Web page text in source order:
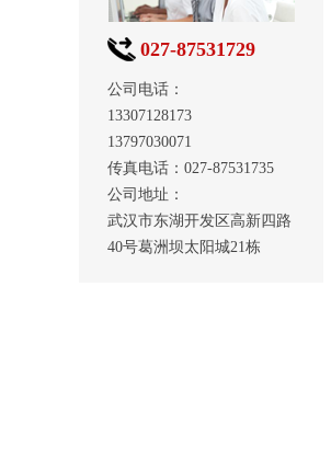
027-87531729
公司电话：
13307128173
13797030071
传真电话：027-87531735
公司地址：
武汉市东湖开发区高新四路
40号葛洲坝太阳城21栋